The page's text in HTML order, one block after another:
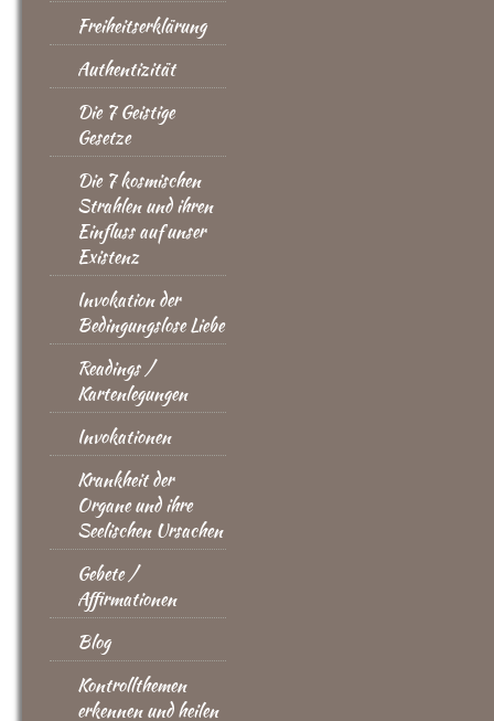
Freiheitserklärung
Authentizität
Die 7 Geistige
Gesetze
Die 7 kosmischen
Strahlen und ihren
Einfluss auf unser
Existenz
Invokation der
Bedingungslose Liebe
Readings /
Kartenlegungen
Invokationen
Krankheit der
Organe und ihre
Seelischen Ursachen
Gebete /
Affirmationen
Blog
Kontrollthemen
erkennen und heilen